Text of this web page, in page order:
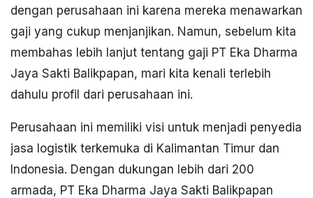
dengan perusahaan ini karena mereka menawarkan
gaji yang cukup menjanjikan. Namun, sebelum kita
membahas lebih lanjut tentang gaji PT Eka Dharma
Jaya Sakti Balikpapan, mari kita kenali terlebih
dahulu profil dari perusahaan ini.
Perusahaan ini memiliki visi untuk menjadi penyedia
jasa logistik terkemuka di Kalimantan Timur dan
Indonesia. Dengan dukungan lebih dari 200
armada, PT Eka Dharma Jaya Sakti Balikpapan